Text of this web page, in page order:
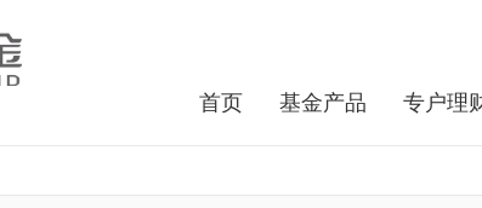
首页 基金产品 专户理